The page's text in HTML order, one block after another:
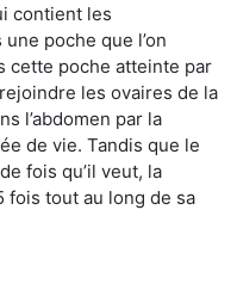
contient les
poche que l’on
cette poche atteinte par
les ovaires de la
l’abdomen par la
de vie. Tandis que le
fois qu’il veut, la
fois tout au long de sa